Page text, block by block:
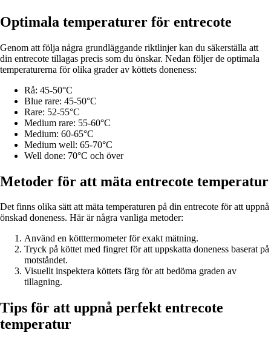
Optimala temperaturer för entrecote
Genom att följa några grundläggande riktlinjer kan du säkerställa att
din entrecote tillagas precis som du önskar. Nedan följer de optimala
temperaturerna för olika grader av köttets doneness:
Rå: 45-50°C
Blue rare: 45-50°C
Rare: 52-55°C
Medium rare: 55-60°C
Medium: 60-65°C
Medium well: 65-70°C
Well done: 70°C och över
Metoder för att mäta entrecote temperatur
Det finns olika sätt att mäta temperaturen på din entrecote för att uppnå
önskad doneness. Här är några vanliga metoder:
Använd en kötttermometer för exakt mätning.
Tryck på köttet med fingret för att uppskatta doneness baserat på
motståndet.
Visuellt inspektera köttets färg för att bedöma graden av
tillagning.
Tips för att uppnå perfekt entrecote
temperatur